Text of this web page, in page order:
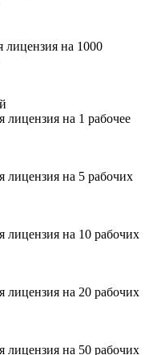
на 1000
на 1 рабочее
на 5 рабочих
на 10 рабочих
на 20 рабочих
на 50 рабочих